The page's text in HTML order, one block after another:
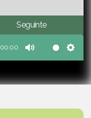
Seguinte
00:00
Mute